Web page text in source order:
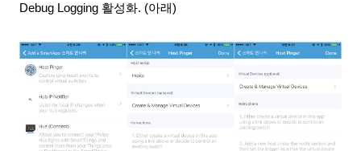
Debug Logging 활성화. (아래)